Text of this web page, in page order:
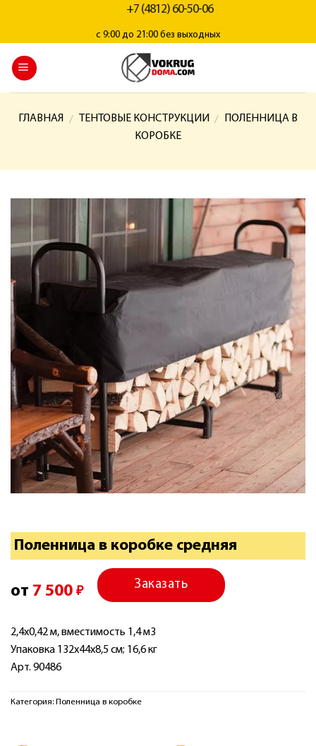
+7 (4812) 60-50-06
с 9:00 до 21:00 без выходных
ГЛАВНАЯ / ТЕНТОВЫЕ КОНСТРУКЦИИ /
ПОЛЕННИЦА В
КОРОБКЕ
Поленница в коробке средняя
от 7 500 ₽
Заказать
2,4х0,42 м, вместимость 1,4 м3
Упаковка 132х44х8,5 см; 16,6 кг
Арт. 90486
Категория: Поленница в коробке